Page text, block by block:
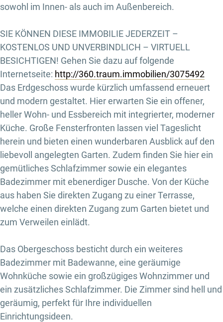
sowohl im Innen- als auch im Außenbereich.
SIE KÖNNEN DIESE IMMOBILIE JEDERZEIT –
KOSTENLOS UND UNVERBINDLICH – VIRTUELL
BESICHTIGEN! Gehen Sie dazu auf folgende
Internetseite: http://360.traum.immobilien/3075492
Das Erdgeschoss wurde kürzlich umfassend erneuert
und modern gestaltet. Hier erwarten Sie ein offener,
heller Wohn- und Essbereich mit integrierter, moderner
Küche. Große Fensterfronten lassen viel Tageslicht
herein und bieten einen wunderbaren Ausblick auf den
liebevoll angelegten Garten. Zudem finden Sie hier ein
gemütliches Schlafzimmer sowie ein elegantes
Badezimmer mit ebenerdiger Dusche. Von der Küche
aus haben Sie direkten Zugang zu einer Terrasse,
welche einen direkten Zugang zum Garten bietet und
zum Verweilen einlädt.
Das Obergeschoss besticht durch ein weiteres
Badezimmer mit Badewanne, eine geräumige
Wohnküche sowie ein großzügiges Wohnzimmer und
ein zusätzliches Schlafzimmer. Die Zimmer sind hell und
geräumig, perfekt für Ihre individuellen
Einrichtungsideen.